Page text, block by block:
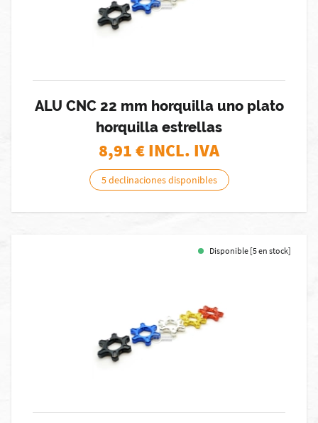
ALU CNC 22 mm horquilla uno plato
horquilla estrellas
8,91€ INCL. IVA
5 declinaciones disponibles
Disponible [5 en stock]